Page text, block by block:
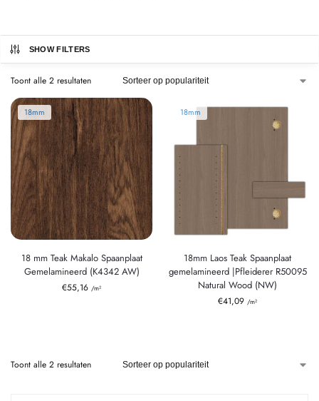
SHOW FILTERS
Toont alle 2 resultaten
18mm
18 mm Teak Makalo Spaanplaat
Gemelamineerd (K4342 AW)
€55,16 /m²
18mm
18mm Laos Teak Spaanplaat
gemelamineerd |Pfleiderer R50095
Natural Wood (NW)
€41,09 /m²
Toont alle 2 resultaten